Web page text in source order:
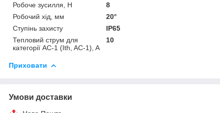
Робоче зусилля, Н
8
Робочий хід, мм
20°
Ступінь захисту
IP65
Тепловий струм для
категорії AC-1 (Ith, AC-1), A
10
Приховати
Умови доставки